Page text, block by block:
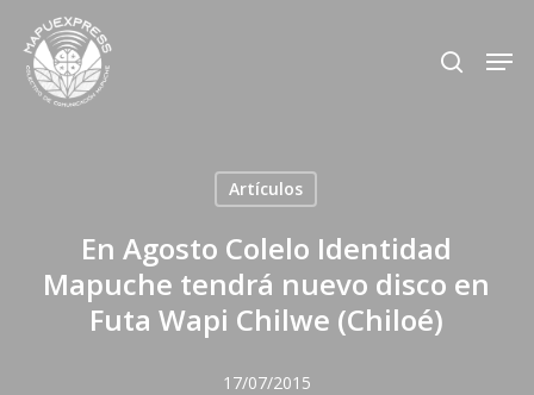
main
search
Artículos
En Agosto Colelo Identidad
Mapuche tendrá nuevo disco en
Futa Wapi Chilwe (Chiloé)
17/07/2015
Close